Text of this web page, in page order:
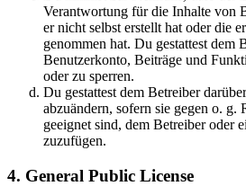
Verantwortung für die Inhalte von
er nicht selbst erstellt hat oder die
genommen hat. Du gestattest dem
Benutzerkonto, Beiträge und
oder zu sperren.
Du gestattest dem Betreiber
abzuändern, sofern sie gegen o. g.
geeignet sind, dem Betreiber oder
zuzufügen.
4. General Public License